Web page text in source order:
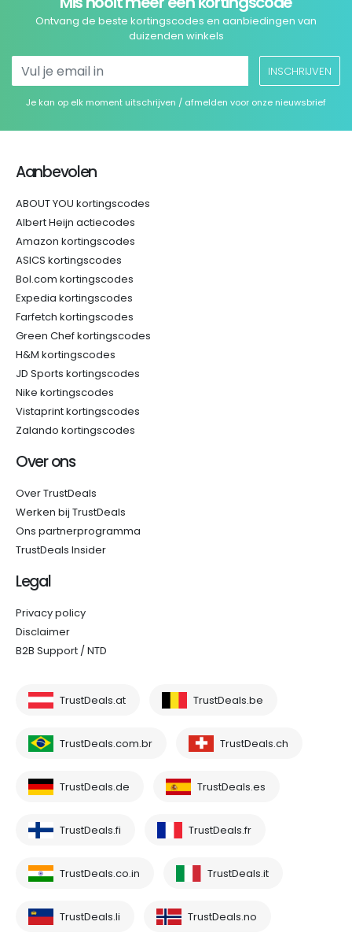
Ontvang de beste kortingscodes en aanbiedingen van
duizenden winkels
INSCHRIJVEN
Je kan op elk moment uitschrijven / afmelden voor onze nieuwsbrief
Aanbevolen
ABOUT YOU kortingscodes
Albert Heijn actiecodes
Amazon kortingscodes
ASICS kortingscodes
Bol.com kortingscodes
Expedia kortingscodes
Farfetch kortingscodes
Green Chef kortingscodes
H&M kortingscodes
JD Sports kortingscodes
Nike kortingscodes
Vistaprint kortingscodes
Zalando kortingscodes
Over ons
Over TrustDeals
Werken bij TrustDeals
Ons partnerprogramma
TrustDeals Insider
Legal
Privacy policy
Disclaimer
B2B Support / NTD
TrustDeals.at TrustDeals.be
TrustDeals.com.br TrustDeals.ch
TrustDeals.de TrustDeals.es
TrustDeals.fi TrustDeals.fr
TrustDeals.co.in TrustDeals.it
TrustDeals.li TrustDeals.no